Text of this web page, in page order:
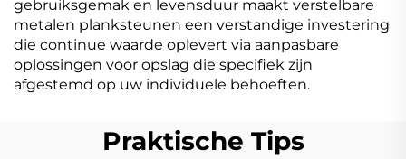
gebruiksgemak en levensduur maakt verstelbare
metalen planksteunen een verstandige investering
die continue waarde oplevert via aanpasbare
oplossingen voor opslag die specifiek zijn
afgestemd op uw individuele behoeften.
Praktische Tips